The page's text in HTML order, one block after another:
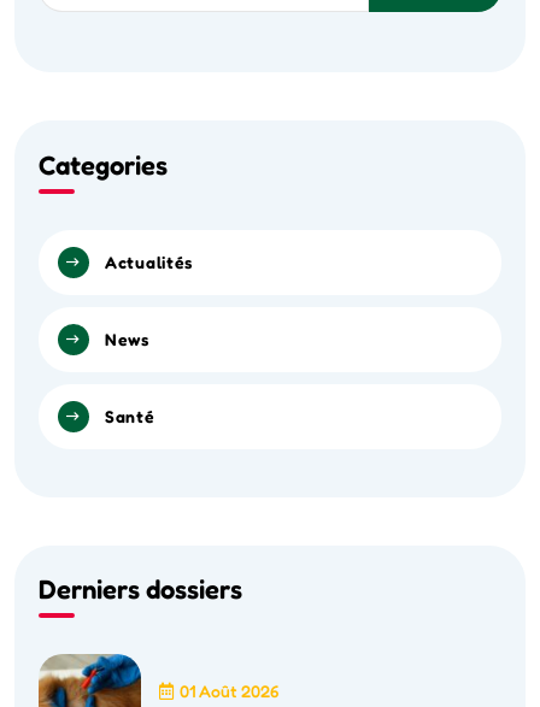
Categories
Actualités
News
Santé
Derniers dossiers
01 Août 2026